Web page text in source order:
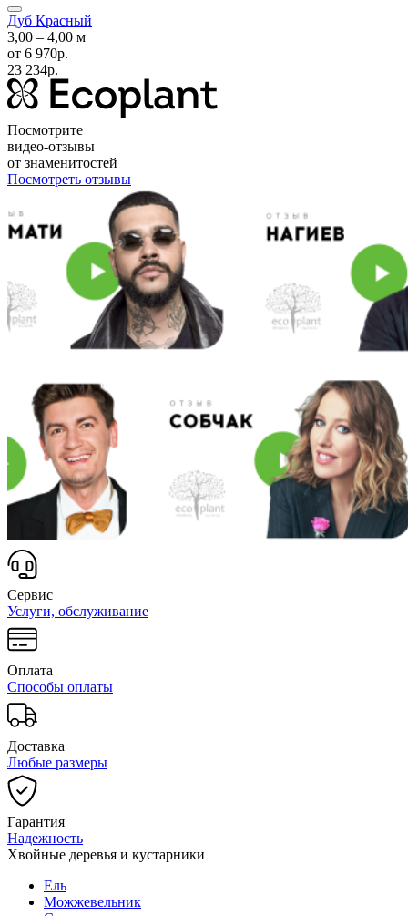
Дуб Красный
3,00 ‒ 4,00 м
от 6 970р.
23 234р.
Посмотрите
видео-отзывы
от знаменитостей
Посмотреть отзывы
Сервис
Услуги, обслуживание
Оплата
Способы оплаты
Доставка
Любые размеры
Гарантия
Надежность
Хвойные деревья и кустарники
Ель
Можжевельник